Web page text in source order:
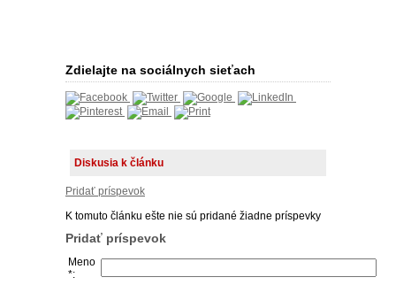
Zdielajte na sociálnych sieťach
Diskusia k článku
Pridať príspevok
K tomuto článku ešte nie sú pridané žiadne príspevky
Pridať príspevok
Meno
*: